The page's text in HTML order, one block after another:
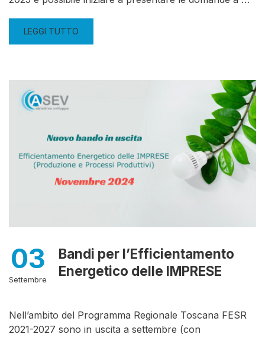
LEGGI TUTTO
03
Settembre
Bandi per l’Efficientamento
Energetico delle IMPRESE
Nell’ambito del Programma Regionale Toscana FESR
2021-2027 sono in uscita a settembre (con